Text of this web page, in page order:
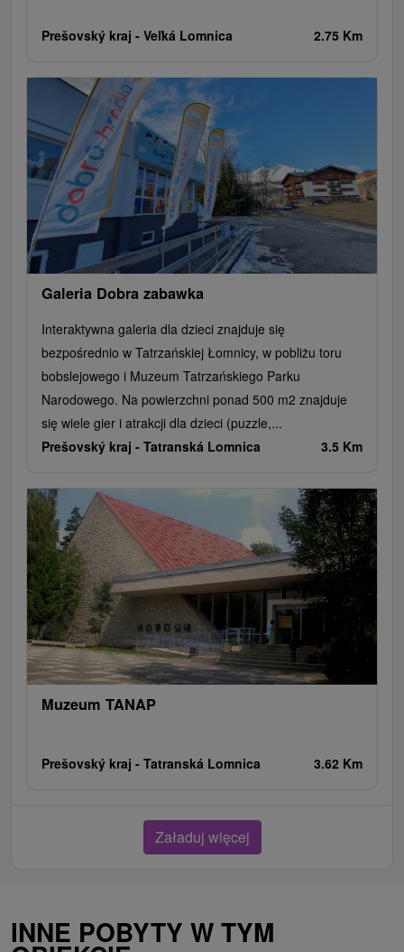
Prešovský kraj - Veľká Lomnica 2.75 Km
Galeria Dobra zabawka
Interaktywna galeria dla dzieci znajduje się
bezpośrednio w Tatrzańskiej Łomnicy, w pobliżu toru
bobslejowego i Muzeum Tatrzańskiego Parku
Narodowego. Na powierzchni ponad 500 m2 znajduje
się wiele gier i atrakcji dla dzieci (puzzle,...
Prešovský kraj - Tatranská Lomnica 3.5 Km
Muzeum TANAP
Prešovský kraj - Tatranská Lomnica 3.62 Km
Załaduj więcej
INNE POBYTY W TYM